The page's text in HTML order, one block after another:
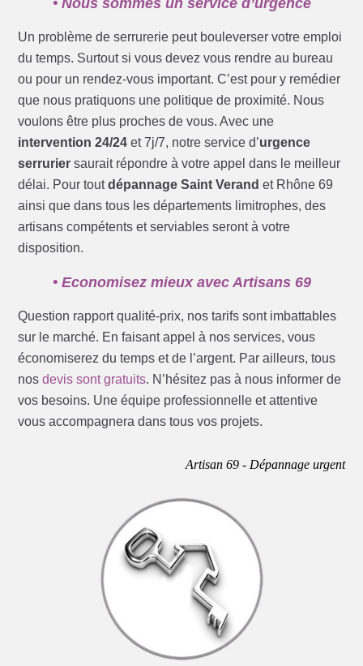
• Nous sommes un service d’urgence
Un problème de serrurerie peut bouleverser votre emploi
du temps. Surtout si vous devez vous rendre au bureau
ou pour un rendez-vous important. C’est pour y remédier
que nous pratiquons une politique de proximité. Nous
voulons être plus proches de vous. Avec une
intervention 24/24 et 7j/7, notre service d’urgence
serrurier saurait répondre à votre appel dans le meilleur
délai. Pour toutdépannage Saint Verand et Rhône 69
ainsi que dans tous les départements limitrophes, des
artisans compétents et serviables seront à votre
disposition.
• Economisez mieux avec Artisans 69
Question rapport qualité-prix, nos tarifs sont imbattables
sur le marché. En faisant appel à nos services, vous
économiserez du temps et de l’argent. Par ailleurs, tous
nosdevis sont gratuits. N’hésitez pas à nous informer de
vos besoins. Une équipe professionnelle et attentive
vous accompagnera dans tous vos projets.
Artisan 69 - Dépannage urgent